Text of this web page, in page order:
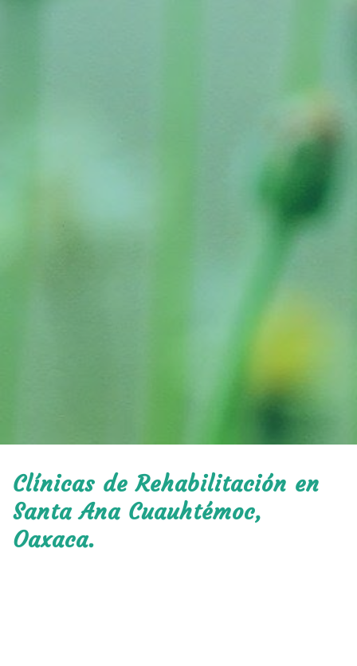
Clínicas de Rehabilitación en
Santa Ana Cuauhtémoc,
Oaxaca.